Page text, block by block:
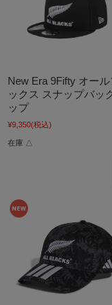
New Era 9Fifty オール
ックス スナップバッ
ップ
¥9,350(税込)
在庫 △